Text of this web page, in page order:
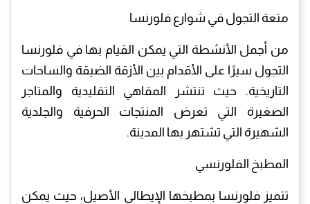
متعة التجول في شوارع فلورنسا
من أجمل الأنشطة التي يمكن القيام بها في فلورنسا
التجول سيرًا على الأقدام بين الأزقة الضيقة والساحات
التاريخية. حيث تنتشر المقاهي التقليدية والمتاجر
الصغيرة التي تعرض المنتجات الحرفية والجلدية
الشهيرة التي تشتهر بها المدينة.
المطبخ الفلورنسي
تتميز فلورنسا بمطبخها الإيطالي الأصيل، حيث يمكن